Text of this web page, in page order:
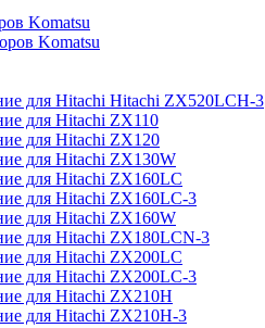
Komatsu
Komatsu
для Hitachi Hitachi ZX520LCH-3
для Hitachi ZX110
для Hitachi ZX120
для Hitachi ZX130W
для Hitachi ZX160LC
для Hitachi ZX160LC-3
для Hitachi ZX160W
для Hitachi ZX180LCN-3
для Hitachi ZX200LC
для Hitachi ZX200LC-3
для Hitachi ZX210H
для Hitachi ZX210H-3